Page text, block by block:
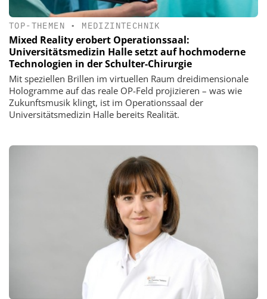
TOP-THEMEN • MEDIZINTECHNIK
Mixed Reality erobert Operationssaal:
Universitätsmedizin Halle setzt auf hochmoderne
Technologien in der Schulter-Chirurgie
Mit speziellen Brillen im virtuellen Raum dreidimensionale
Hologramme auf das reale OP-Feld projizieren – was wie
Zukunftsmusik klingt, ist im Operationssaal der
Universitätsmedizin Halle bereits Realität.